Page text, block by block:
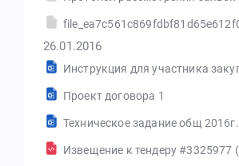
26.01.2016
Инструкция для участника
Проект договора 1
Техническое задание общ
Извещение к тендеру #3325977